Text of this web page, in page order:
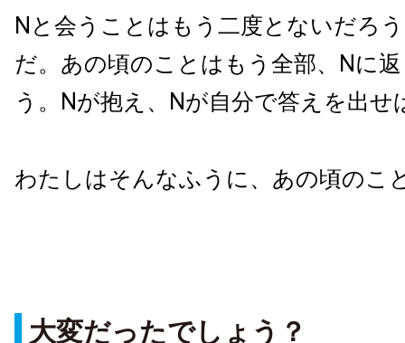
Nと会うことはもう二度とないだろ
だ。あの頃のことはもう全部、Nに
う。Nが抱え、Nが自分で答えを出せ
わたしはそんなふうに、あの頃のこ
大変だったでしょう？